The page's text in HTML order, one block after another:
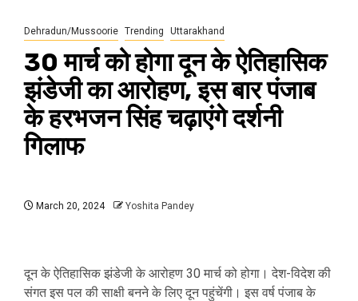
Dehradun/Mussoorie Trending Uttarakhand
30 मार्च को होगा दून के ऐतिहासिक
झंडेजी का आरोहण, इस बार पंजाब
के हरभजन सिंह चढ़ाएंगे दर्शनी
गिलाफ
March 20, 2024 Yoshita Pandey
दून के ऐतिहासिक झंडेजी के आरोहण 30 मार्च को होगा। देश-विदेश की
संगत इस पल की साक्षी बनने के लिए दून पहुंचेंगी। इस वर्ष पंजाब के